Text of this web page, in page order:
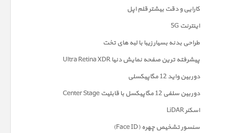
کارایی و دقت بیشتر قلم اپل
اینترنت 5G
طراحی بدنه بسیار زیبا با لبه های تخت
پیشرفته ترین صفحه نمايش دنیا Ultra Retina XDR
دوربين واید 12 مگاپیکسلی
دوربین سلفی 12 مگاپیکسل با قابلیت Center Stage
اسکنر LiDAR
سنسور تشخیص چهره (Face ID)